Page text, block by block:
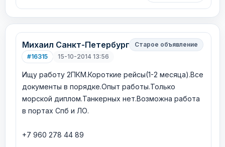
Михаил Санкт-Петербург
Старое объявление
#16315
15-10-2014 13:56
Ищу работу 2ПКМ.Короткие рейсы(1-2 месяца).Все
документы в порядке.Опыт работы.Только
морской диплом.Танкерных нет.Возможна работа
в портах Спб и ЛО.
+7 960 278 44 89